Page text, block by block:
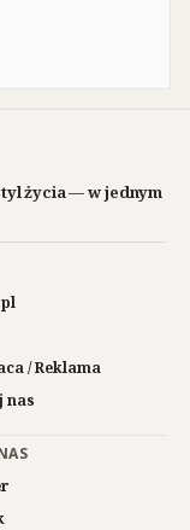
życia — w jednym
/ Reklama
nas